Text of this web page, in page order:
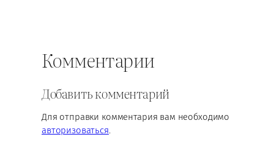
Комментарии
Добавить комментарий
Для отправки комментария вам необходимо
авторизоваться.